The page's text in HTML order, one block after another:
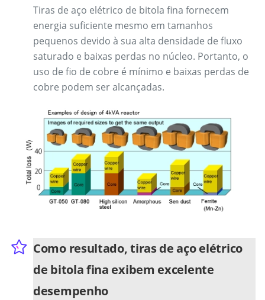
Tiras de aço elétrico de bitola fina fornecem
energia suficiente mesmo em tamanhos
pequenos devido à sua alta densidade de fluxo
saturado e baixas perdas no núcleo. Portanto, o
uso de fio de cobre é mínimo e baixas perdas de
cobre podem ser alcançadas.
Como resultado, tiras de aço elétrico
de bitola fina exibem excelente
desempenho